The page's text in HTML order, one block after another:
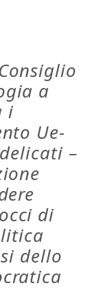
a
i
Ue-
–
di
dello